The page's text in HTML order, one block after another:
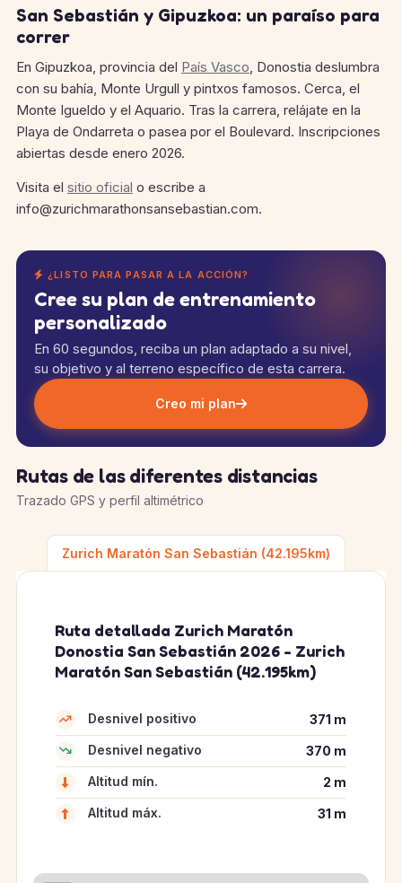
San Sebastián y Gipuzkoa: un paraíso para
correr
En Gipuzkoa, provincia del País Vasco, Donostia deslumbra
con su bahía, Monte Urgull y pintxos famosos. Cerca, el
Monte Igueldo y el Aquario. Tras la carrera, relájate en la
Playa de Ondarreta o pasea por el Boulevard. Inscripciones
abiertas desde enero 2026.
Visita el sitio oficial o escribe a
info@zurichmarathonsansebastian.com.
¿LISTO PARA PASAR A LA ACCIÓN?
Cree su plan de entrenamiento
personalizado
En 60 segundos, reciba un plan adaptado a su nivel,
su objetivo y al terreno específico de esta carrera.
Creo mi plan
Rutas de las diferentes distancias
Trazado GPS y perfil altimétrico
Zurich Maratón San Sebastián (42.195km)
Ruta detallada Zurich Maratón
Donostia San Sebastián 2026 - Zurich
Maratón San Sebastián (42.195km)
Desnivel positivo
371 m
Desnivel negativo
370 m
Altitud mín.
2 m
Altitud máx.
31 m